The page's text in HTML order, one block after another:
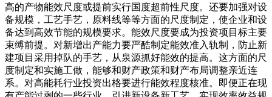
高的产物能效尺度或提前实行国度超前性尺度。还要加强对设
备规模，工艺手艺，原料线等等方面的尺度制定，使企业和设
备达到高效节能的规模要求。能效尺度要成为投资项目标主要
束缚前提。对新增出产能力要严酷制定能效准入轨制，防止新
建项目采用掉队的手艺，从泉源抓好能效的提高。这方面的尺
度制定和实施工做，能够和财产政策和财产布局调整亲近连
系。对高能耗行业投资出格要进行能效程度核准。即便正在现